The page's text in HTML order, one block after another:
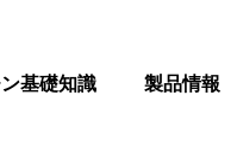
基礎知識 製品情報